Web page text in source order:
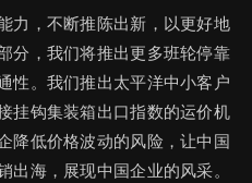
力，不断推陈出新，以更好地
分，我们将推出更多班轮停靠
性。我们推出太平洋中小客户
挂钩集装箱出口指数的运价机
降低价格波动的风险，让中国
出海，展现中国企业的风采。